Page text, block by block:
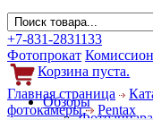
+7-831-2831133
Фотопрокат
Корзина пуста.
Обзоры
Главная страница
фотокамеры
Pentax